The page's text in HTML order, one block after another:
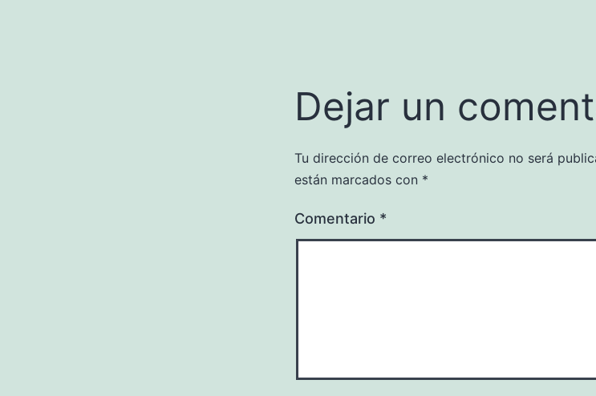
Dejar un
Tu dirección de correo electrónico no será
están marcados con *
Comentario *